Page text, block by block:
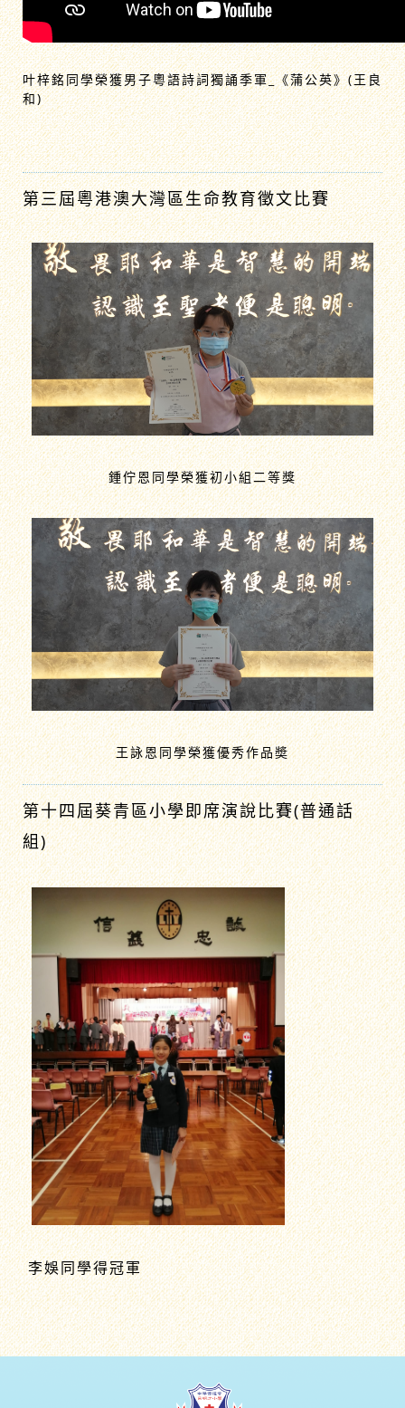
叶梓銘同學榮獲男子粵語詩詞獨誦季軍_《蒲公英》(王良
和)
第三屆粵港澳大灣區生命教育徵文比賽
鍾佇恩同學榮獲初小組二等獎
王詠恩同學榮獲優秀作品奬
第十四屆葵青區小學即席演說比賽(普通話
組)
李娛同學得冠軍